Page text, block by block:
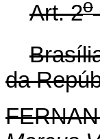
Art. 2o
da